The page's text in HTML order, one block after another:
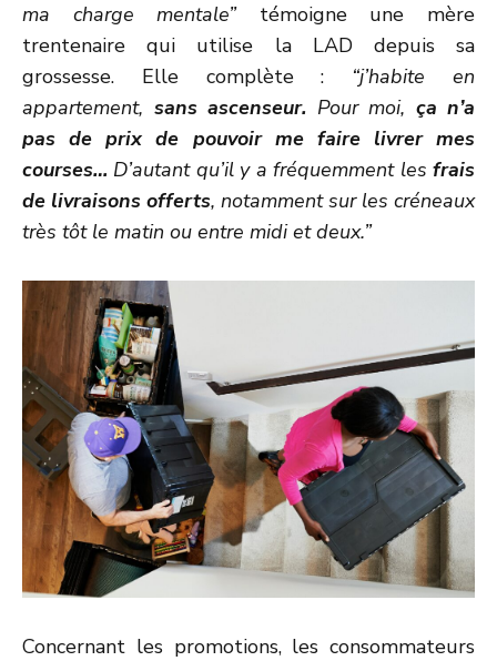
ma charge mentale”témoigne une mère
trentenaire qui utilise la LAD depuis sa
grossesse. Elle complète : “j’habite en
appartement, sans ascenseur. Pour moi, ça n’a
pas de prix de pouvoir me faire livrer mes
courses… D’autant qu’il y a fréquemment les frais
de livraisons offerts, notamment sur les créneaux
très tôt le matin ou entre midi et deux.”
Concernant les promotions, les consommateurs